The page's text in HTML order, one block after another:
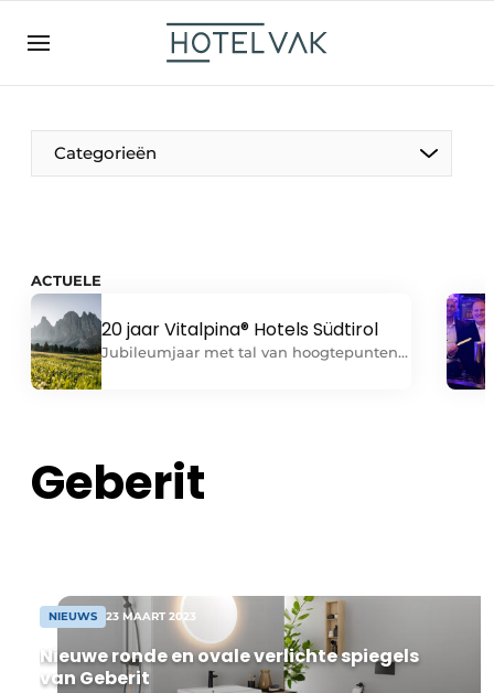
EN
NL
EN
FR
Categorieën
Internationaal
Projecten
HR & Personeel
ACTUELE
20 jaar Vitalpina® Hotels Südtirol
Jubileumjaar met tal van hoogtepunten
aantal ambitieuze hoteliers de handen
ineen met een gezamenlijke visie op een
Geberit
NIEUWS 23 MAART 2023
Nieuwe ronde en ovale verlichte spiegels
van Geberit